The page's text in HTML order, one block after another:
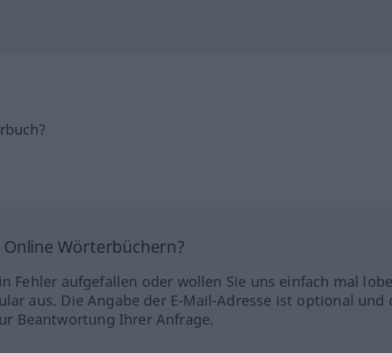
Online Wörterbüchern?
Fehler aufgefallen oder wollen Sie uns einfach mal
aus. Die Angabe der E-Mail-Adresse ist optional und
Beantwortung Ihrer Anfrage.